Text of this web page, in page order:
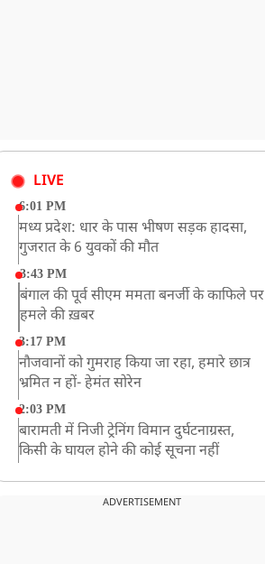
LIVE
6:01 PM
मध्य प्रदेश: धार के पास भीषण सड़क हादसा,
गुजरात के 6 युवकों की मौत
3:43 PM
बंगाल की पूर्व सीएम ममता बनर्जी के काफिले पर
हमले की ख़बर
3:17 PM
नौजवानों को गुमराह किया जा रहा, हमारे छात्र
भ्रमित न हों- हेमंत सोरेन
2:03 PM
बारामती में निजी ट्रेनिंग विमान दुर्घटनाग्रस्त,
किसी के घायल होने की कोई सूचना नहीं
JPSC परीक्षा विवाद: अनशन पर बैठे छात्र नेता
ADVERTISEMENT